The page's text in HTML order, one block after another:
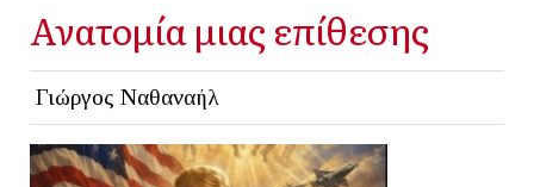
Ανατομία μιας επίθεσης
Γιώργος Ναθαναήλ